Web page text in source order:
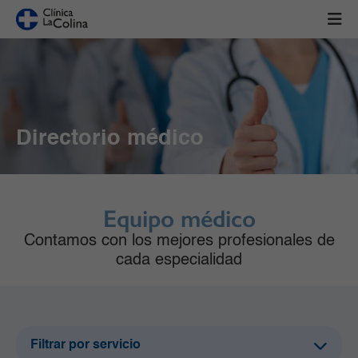
Directorio médico
Equipo médico
Contamos con los mejores profesionales de
cada especialidad
Filtrar por servicio